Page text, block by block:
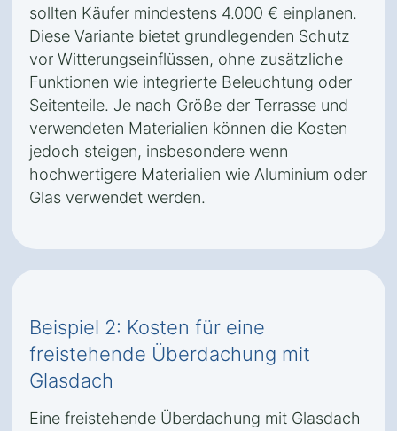
sollten Käufer mindestens 4.000 € einplanen.
Diese Variante bietet grundlegenden Schutz
vor Witterungseinflüssen, ohne zusätzliche
Funktionen wie integrierte Beleuchtung oder
Seitenteile. Je nach Größe der Terrasse und
verwendeten Materialien können die Kosten
jedoch steigen, insbesondere wenn
hochwertigere Materialien wie Aluminium oder
Glas verwendet werden.
Beispiel 2: Kosten für eine
freistehende Überdachung mit
Glasdach
Eine freistehende Überdachung mit Glasdach